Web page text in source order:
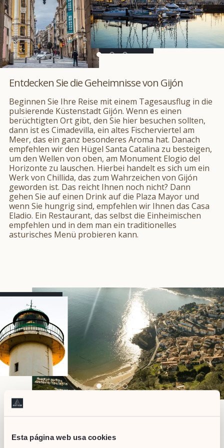
Esta página web usa cookies
Entdecken Sie die Geheimnisse von Gijón
Beginnen Sie Ihre Reise mit einem Tagesausflug in die
pulsierende Küstenstadt Gijón. Wenn es einen
berüchtigten Ort gibt, den Sie hier besuchen sollten,
dann ist es Cimadevilla, ein altes Fischerviertel am
Meer, das ein ganz besonderes Aroma hat. Danach
empfehlen wir den Hügel Santa Catalina zu besteigen,
um den Wellen von oben, am Monument Elogio del
Horizonte zu lauschen. Hierbei handelt es sich um ein
Werk von Chillida, das zum Wahrzeichen von Gijón
geworden ist. Das reicht Ihnen noch nicht? Dann
gehen Sie auf einen Drink auf die Plaza Mayor und
wenn Sie hungrig sind, empfehlen wir Ihnen das Casa
Eladio. Ein Restaurant, das selbst die Einheimischen
empfehlen und in dem man ein traditionelles
asturisches Menü probieren kann.
Der Zauber der asturischen Dörfer: Lastres und
Wenn es etwas gibt, wofür Asturien bekannt ist, dann